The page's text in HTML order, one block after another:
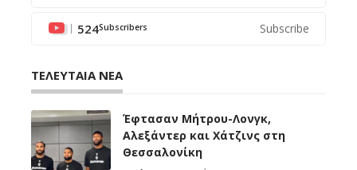
524Subscribers Subscribe
ΤΕΛΕΥΤΑΙΑ ΝΕΑ
Έφτασαν Μήτρου-Λονγκ,
Αλεξάντερ και Χάτζινς στη
Θεσσαλονίκη